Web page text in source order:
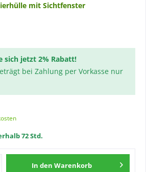
mit Sichtfenster
sich jetzt 2% Rabatt!
bei Zahlung per Vorkasse nur
72 Std.
In den Warenkorb